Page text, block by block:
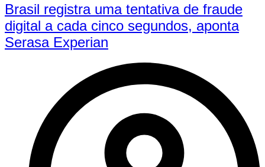
Brasil registra uma tentativa de fraude
digital a cada cinco segundos, aponta
Serasa Experian